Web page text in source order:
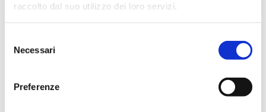
raccolto dal suo utilizzo dei loro servizi.
delNecessari
Preferenze